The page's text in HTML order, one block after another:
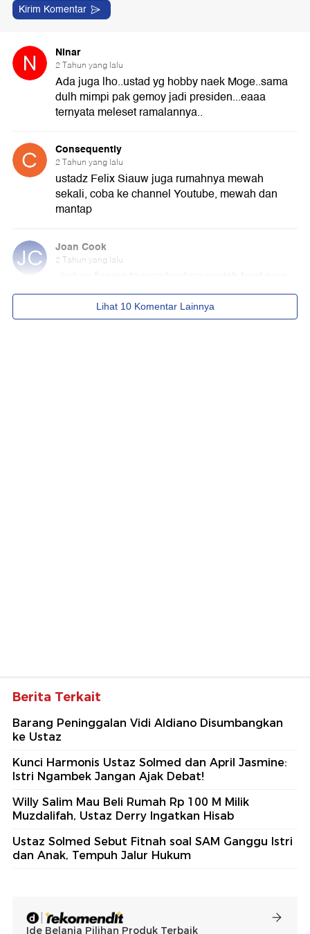
Berita Terkait
Barang Peninggalan Vidi Aldiano Disumbangkan
ke Ustaz
Kunci Harmonis Ustaz Solmed dan April Jasmine:
Istri Ngambek Jangan Ajak Debat!
Willy Salim Mau Beli Rumah Rp 100 M Milik
Muzdalifah, Ustaz Derry Ingatkan Hisab
Ustaz Solmed Sebut Fitnah soal SAM Ganggu Istri
dan Anak, Tempuh Jalur Hukum